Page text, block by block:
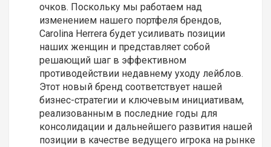
очков. Поскольку мы работаем над
изменением нашего портфеля брендов,
Carolina Herrera будет усиливать позиции
наших женщин и представляет собой
решающий шаг в эффективном
противодействии недавнему уходу лейблов.
Этот новый бренд соответствует нашей
бизнес-стратегии и ключевым инициативам,
реализованным в последние годы для
консолидации и дальнейшего развития нашей
позиции в качестве ведущего игрока на рынке